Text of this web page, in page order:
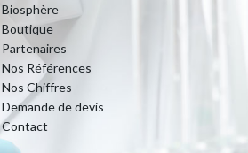
Biosphère
Boutique
Partenaires
Nos Références
Nos Chiffres
Demande de devis
Contact